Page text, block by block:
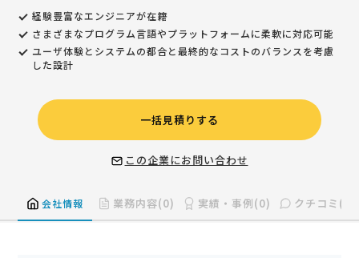
経験豊富なエンジニアが在籍
さまざまなプログラム言語やプラットフォームに柔軟に対応可能
ユーザ体験とシステムの都合と最終的なコストのバランスを考慮
した設計
一括見積りする
この企業にお問い合わせ
会社情報 業務内容(0) 実績・事例(0) クチコミ(0)